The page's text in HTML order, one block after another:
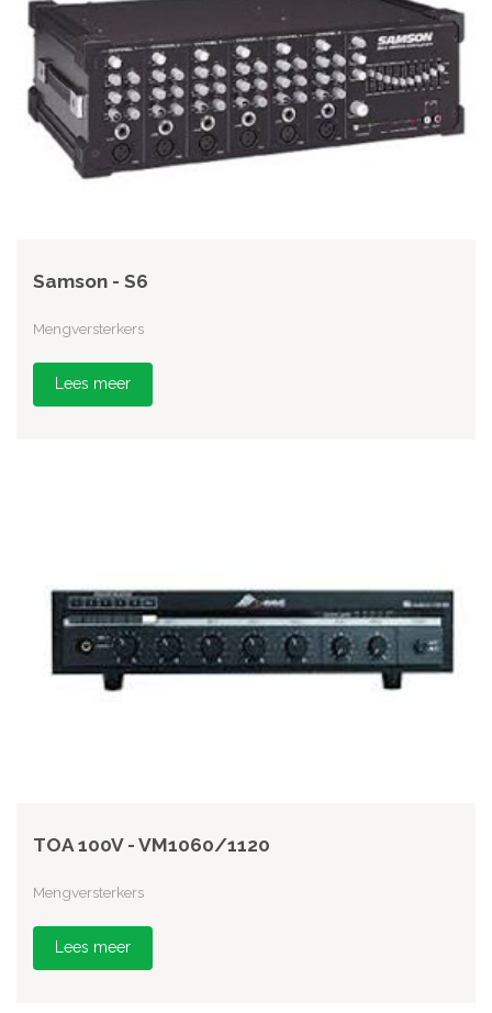
Samson - S6
Mengversterkers
Lees meer
TOA 100V - VM1060/1120
Mengversterkers
Lees meer